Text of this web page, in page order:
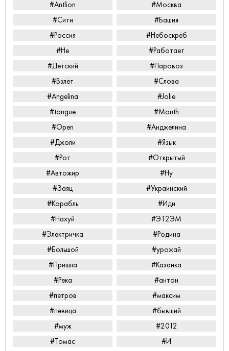
#Antlion
#Москва
#Сити
#Башня
#Россия
#Небоскрёб
#Не
#Работает
#Детский
#Паровоз
#Взлёт
#Слова
#Angelina
#Jolie
#tongue
#Mouth
#Open
#Анджелина
#Джоли
#Язык
#Рот
#Открытый
#Автожир
#Ну
#Заяц
#Украинский
#Корабль
#Иди
#Нахуй
#ЭТ2ЭМ
#Электричка
#Родина
#Большой
#урожай
#Пришла
#Казанка
#Река
#антон
#петров
#максим
#певица
#бывший
#муж
#2012
#Томас
#И